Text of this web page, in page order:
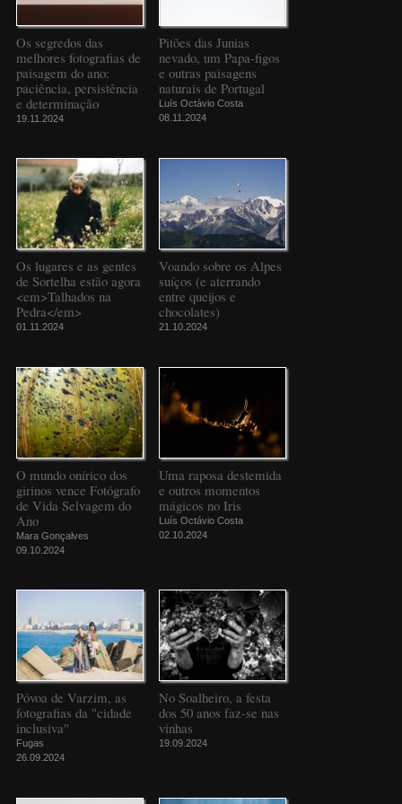
Os segredos das
melhores fotografias de
paisagem do ano:
paciência, persistência
e determinação
19.11.2024
Pitões das Junias
nevado, um Papa-figos
e outras paisagens
naturais de Portugal
Luís Octávio Costa
08.11.2024
Os lugares e as gentes
de Sortelha estão agora
<em>Talhados na
Pedra</em>
01.11.2024
Voando sobre os Alpes
suíços (e aterrando
entre queijos e
chocolates)
21.10.2024
O mundo onírico dos
girinos vence Fotógrafo
de Vida Selvagem do
Ano
Mara Gonçalves
09.10.2024
Uma raposa destemida
e outros momentos
mágicos no Iris
Luís Octávio Costa
02.10.2024
Póvoa de Varzim, as
fotografias da "cidade
inclusiva"
Fugas
26.09.2024
No Soalheiro, a festa
dos 50 anos faz-se nas
vinhas
19.09.2024